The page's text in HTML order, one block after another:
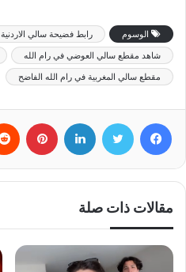
الوسوم رابط فضيحة سالي الاردنية
شاهد مقطع سالي العوضي في رام الله
مقطع سالي المغربية في رام الله الفاضح
مقالات ذات صلة